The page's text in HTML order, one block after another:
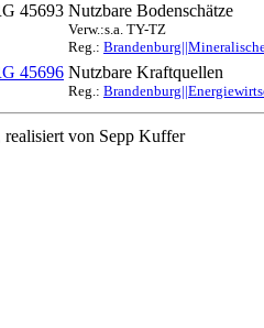
45693 Nutzbare Bodenschätze
Verw.:s.a. TY-TZ
Reg.:
45696 Nutzbare Kraftquellen
Reg.:
realisiert von Sepp Kuffer